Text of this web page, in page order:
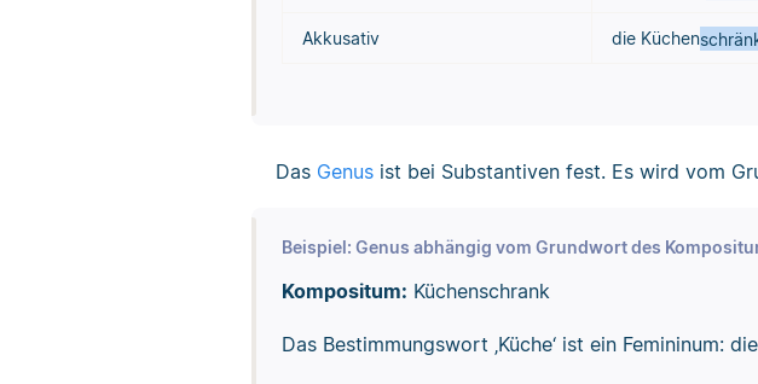
Akkusativ die Küchen
Das Genus ist bei Substantiven fest. Es wird vom
Beispiel: Genus abhängig vom Grundwort des
Kompositum: Küchenschrank
Das Bestimmungswort ‚Küche‘ ist ein Femininum: